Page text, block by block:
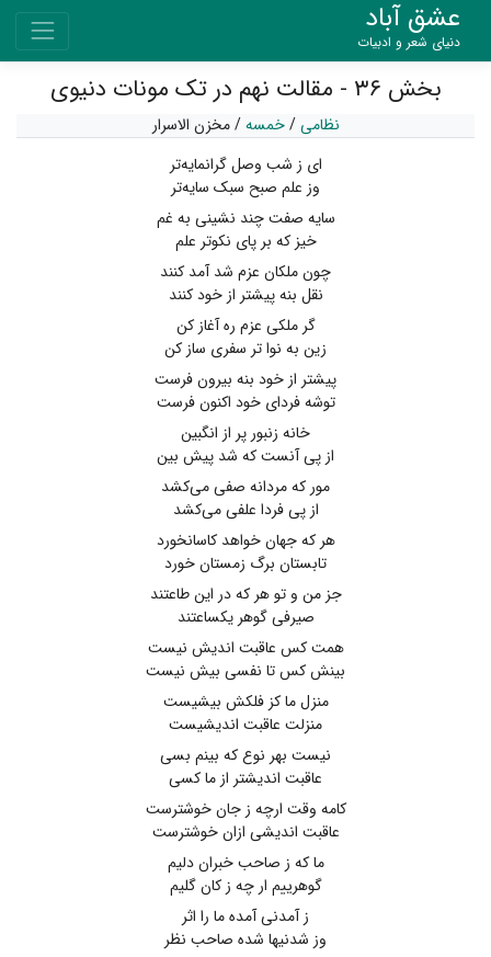
عشق آباد
دنیای شعر و ادبیات
بخش ۳۶ - مقالت نهم در تک مونات دنیوی
نظامی/خمسه /مخزن الاسرار
ای ز شب وصل گرانمایه‌تر
وز علم صبح سبک سایه‌تر
سایه صفت چند نشینی به غم
خیز که بر پای نکوتر علم
چون ملکان عزم شد آمد کنند
نقل بنه پیشتر از خود کنند
گر ملکی عزم ره آغاز کن
زین به نوا تر سفری ساز کن
پیشتر از خود بنه بیرون فرست
توشه فردای خود اکنون فرست
خانه زنبور پر از انگبین
از پی آنست که شد پیش بین
مور که مردانه صفی می‌کشد
از پی فردا علفی می‌کشد
هر که جهان خواهد کاسانخورد
تابستان برگ زمستان خورد
جز من و تو هر که در این طاعتند
صیرفی گوهر یکساعتند
همت کس عاقبت اندیش نیست
بینش کس تا نفسی بیش نیست
منزل ما کز فلکش بیشیست
منزلت عاقبت اندیشیست
نیست بهر نوع که بینم بسی
عاقبت اندیشتر از ما کسی
کامه وقت ارچه ز جان خوشترست
عاقبت اندیشی ازان خوشترست
ما که ز صاحب خبران دلیم
گوهرییم ار چه ز کان گلیم
ز آمدنی آمده ما را اثر
وز شدنیها شده صاحب نظر